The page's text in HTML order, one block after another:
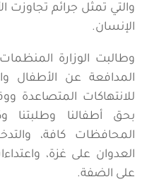
والتي تمثل جرائم تجاوزت
الإنسان.
وطالبت الوزارة
المدافعة عن الأطفال
للانتهاكات المتصاعدة
بحق أطفالنا وطلبتنا
المحافظات كافة،
العدوان على غزة،
على الضفة.